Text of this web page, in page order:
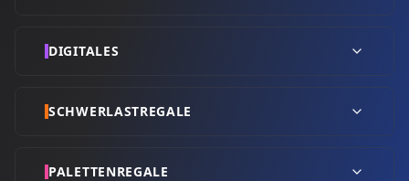
DIGITALES
SCHWERLASTREGALE
PALETTENREGALE